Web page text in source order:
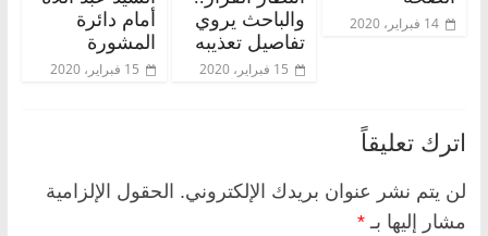
14 فبراير، 2020
والباحث يروي
تفاصيل تعذيبه
15 فبراير، 2020
أمام دائرة
المشورة
15 فبراير، 2020
اترك تعليقاً
لن يتم نشر عنوان بريدك الإلكتروني. الحقول الإلزامية
مشار إليها بـ *